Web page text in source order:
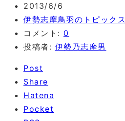
2013/6/6
伊勢志摩鳥羽のトピックス
コメント: 0
投稿者: 伊勢乃志摩男
Post
Share
Hatena
Pocket